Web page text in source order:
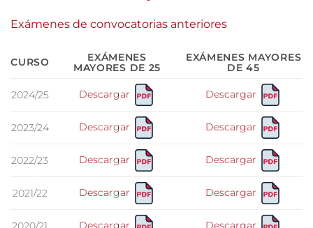
Exámenes de convocatorias anteriores
CURSO
EXÁMENES
MAYORES DE 25
EXÁMENES MAYORES
DE 45
2024/25 Descargar Descargar
2023/24 Descargar Descargar
2022/23 Descargar Descargar
2021/22 Descargar Descargar
Descargar Descargar